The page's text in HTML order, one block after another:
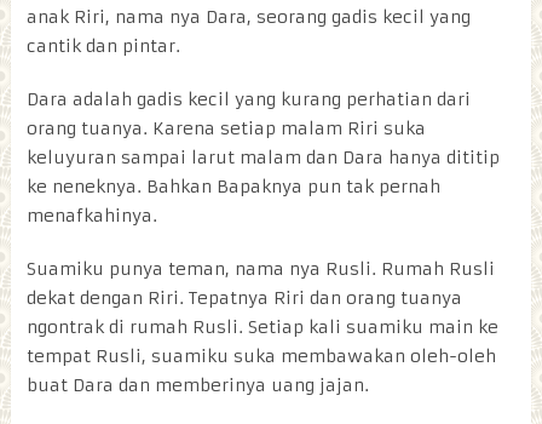
anak Riri, nama nya Dara, seorang gadis kecil yang
cantik dan pintar.
Dara adalah gadis kecil yang kurang perhatian dari
orang tuanya. Karena setiap malam Riri suka
keluyuran sampai larut malam dan Dara hanya dititip
ke neneknya. Bahkan Bapaknya pun tak pernah
menafkahinya.
Suamiku punya teman, nama nya Rusli. Rumah Rusli
dekat dengan Riri. Tepatnya Riri dan orang tuanya
ngontrak di rumah Rusli. Setiap kali suamiku main ke
tempat Rusli, suamiku suka membawakan oleh-oleh
buat Dara dan memberinya uang jajan.